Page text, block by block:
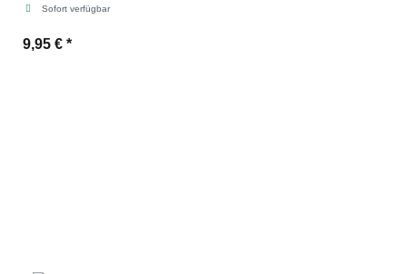
Sofort verfügbar
9,95 € *